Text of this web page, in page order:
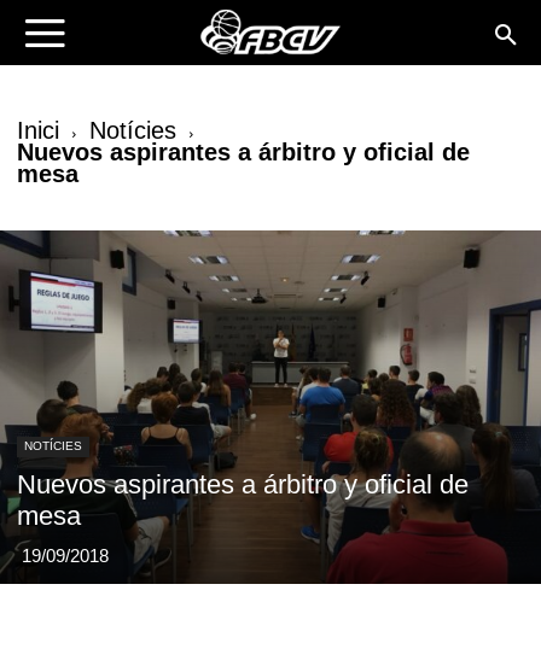
Inici
Notícies
Nuevos aspirantes a árbitro y oficial de
mesa
NOTÍCIES
Nuevos aspirantes a árbitro y oficial de
mesa
19/09/2018